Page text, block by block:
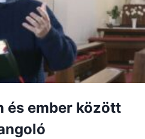
és ember között